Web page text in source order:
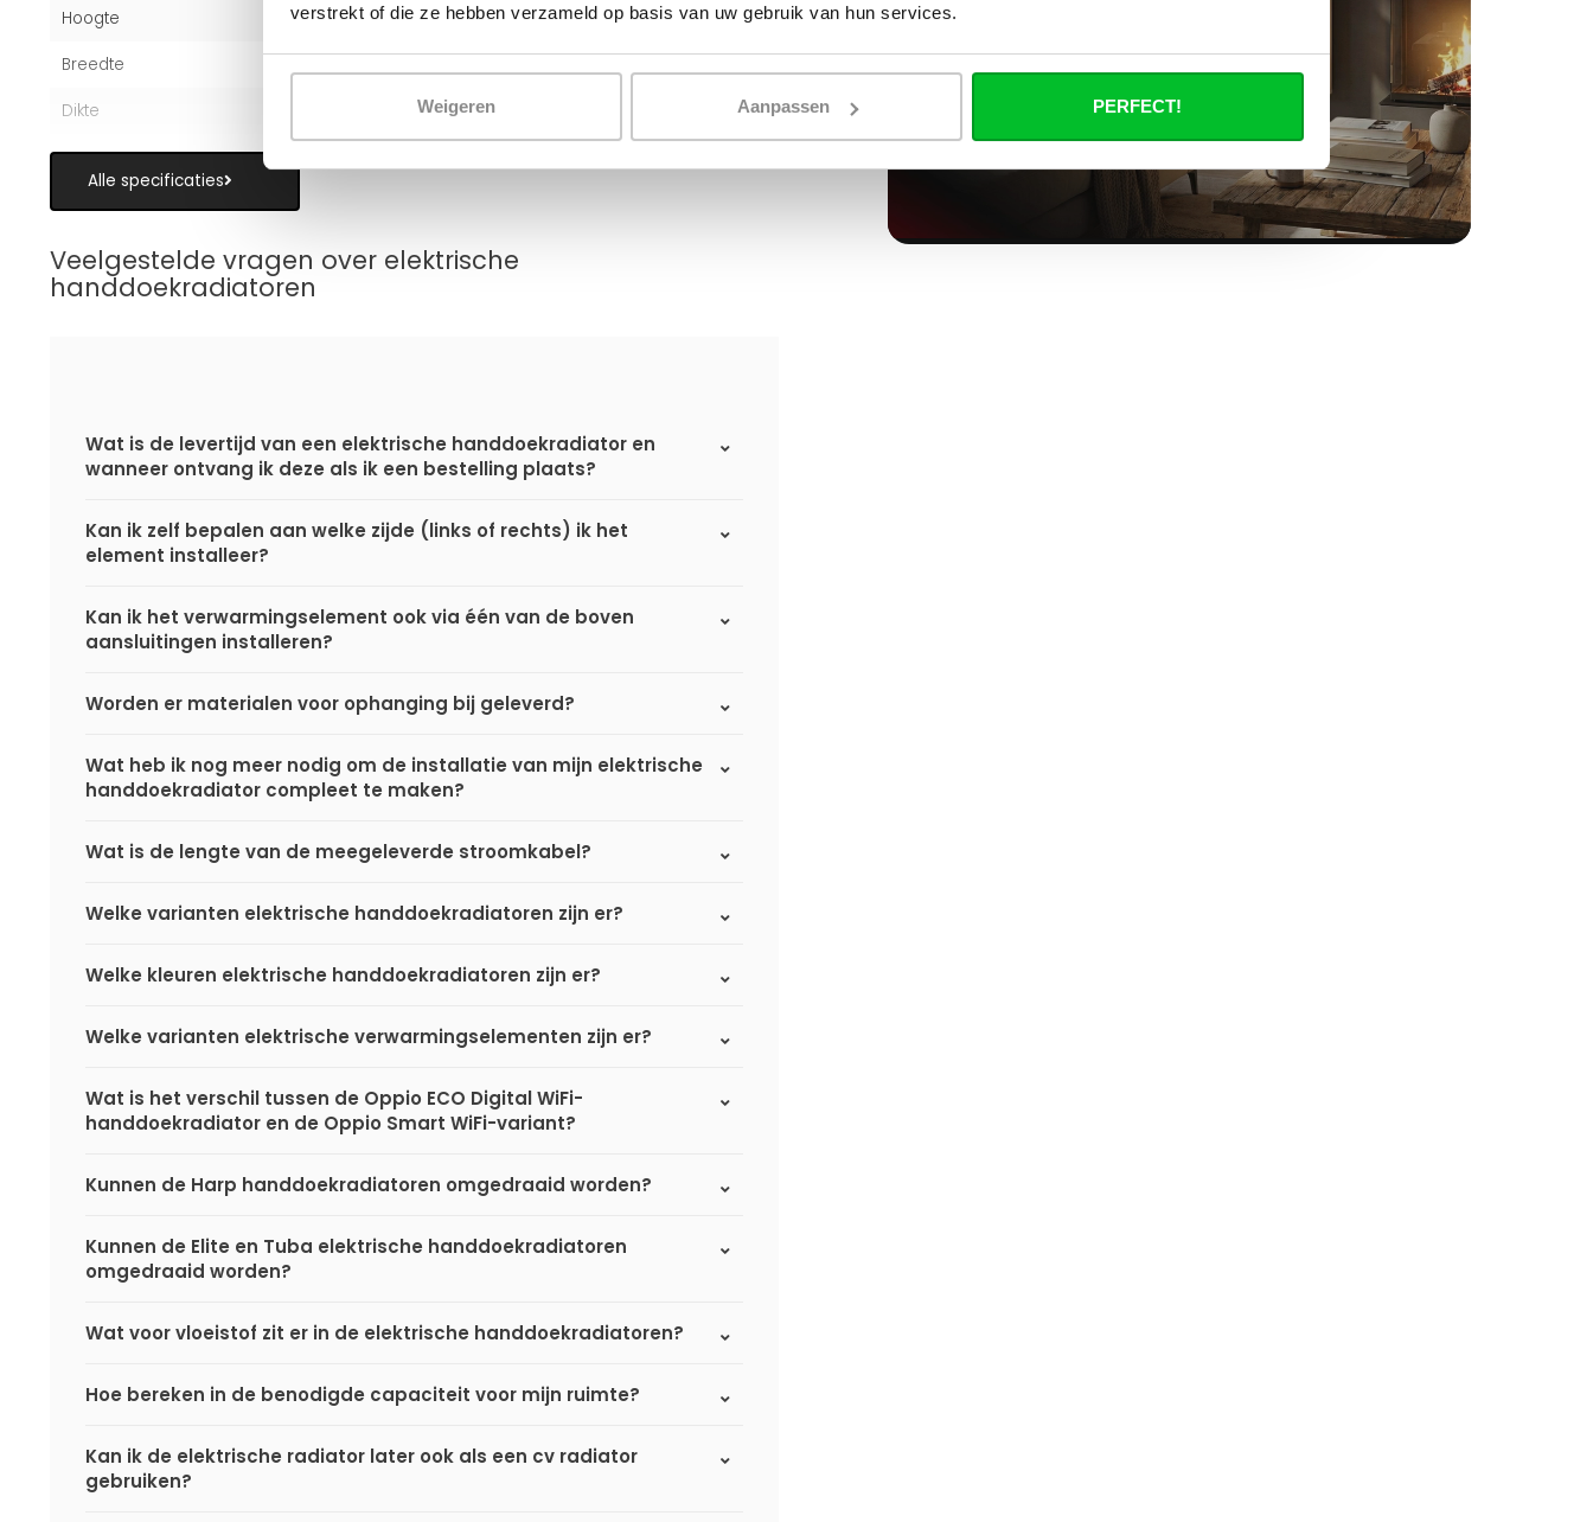
verstrekt of die ze hebben verzameld op basis van uw gebruik van hun services.
Weigeren Aanpassen PERFECT!
Hoogte 115 cm
Breedte
Dikte
Alle specificaties
Veelgestelde vragen over elektrische
handdoekradiatoren
Wat is de levertijd van een elektrische handdoekradiator en
wanneer ontvang ik deze als ik een bestelling plaats?
Kan ik zelf bepalen aan welke zijde (links of rechts) ik het
element installeer?
Kan ik het verwarmingselement ook via één van de boven
aansluitingen installeren?
Worden er materialen voor ophanging bij geleverd?
Wat heb ik nog meer nodig om de installatie van mijn elektrische
handdoekradiator compleet te maken?
Wat is de lengte van de meegeleverde stroomkabel?
Welke varianten elektrische handdoekradiatoren zijn er?
Welke kleuren elektrische handdoekradiatoren zijn er?
Welke varianten elektrische verwarmingselementen zijn er?
Wat is het verschil tussen de Oppio ECO Digital WiFi-
handdoekradiator en de Oppio Smart WiFi-variant?
Kunnen de Harp handdoekradiatoren omgedraaid worden?
Kunnen de Elite en Tuba elektrische handdoekradiatoren
omgedraaid worden?
Wat voor vloeistof zit er in de elektrische handdoekradiatoren?
Hoe bereken in de benodigde capaciteit voor mijn ruimte?
Kan ik de elektrische radiator later ook als een cv radiator
gebruiken?